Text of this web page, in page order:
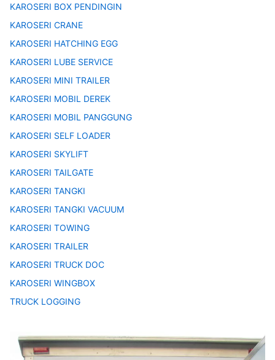
KAROSERI BOX PENDINGIN
KAROSERI CRANE
KAROSERI HATCHING EGG
KAROSERI LUBE SERVICE
KAROSERI MINI TRAILER
KAROSERI MOBIL DEREK
KAROSERI MOBIL PANGGUNG
KAROSERI SELF LOADER
KAROSERI SKYLIFT
KAROSERI TAILGATE
KAROSERI TANGKI
KAROSERI TANGKI VACUUM
KAROSERI TOWING
KAROSERI TRAILER
KAROSERI TRUCK DOC
KAROSERI WINGBOX
TRUCK LOGGING